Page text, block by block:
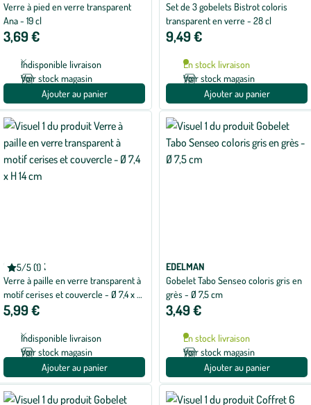
Verre à pied en verre transparent
Ana - 19 cl
3,69 €
Indisponible livraison
Voir stock magasin
Ajouter au panier
Set de 3 gobelets Bistrot coloris
transparent en verre - 28 cl
9,49 €
En stock livraison
Voir stock magasin
Ajouter au panier
5/5 (1)
Note
moyenne
de
5
sur
5
KAEMINGK
Verre à paille en verre transparent à
motif cerises et couvercle - Ø 7,4 x H
14 cm
5,99 €
Indisponible livraison
Voir stock magasin
Ajouter au panier
EDELMAN
Gobelet Tabo Senseo coloris gris en
grès - Ø 7,5 cm
3,49 €
En stock livraison
Voir stock magasin
Ajouter au panier